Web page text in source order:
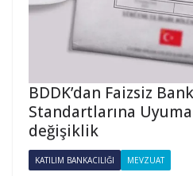
BDDK’dan Faizsiz
Standartlarına
değişiklik
KATILIM BANKACILIĞI MEVZUAT